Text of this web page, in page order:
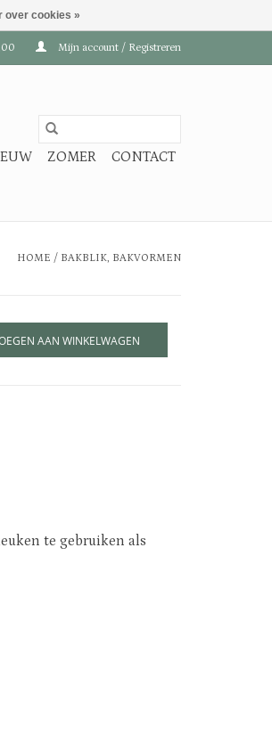
Mijn account / Registreren
ZOMER CONTACT
HOME / BAKBLIK, BAKVORMEN
AAN WINKELWAGEN
te gebruiken als
over cookies »